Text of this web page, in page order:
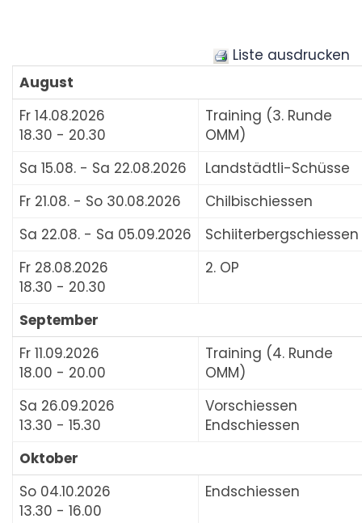
Liste ausdrucken
August
Fr 14.08.2026
18.30 - 20.30
Training (3. Runde
OMM)
Sa 15.08. - Sa 22.08.2026
Landstädtli-Schüsse
Fr 21.08. - So 30.08.2026
Chilbischiessen
Sa 22.08. - Sa 05.09.2026
Schiiterbergschiessen
Fr 28.08.2026
18.30 - 20.30
2. OP
September
Fr 11.09.2026
18.00 - 20.00
Training (4. Runde
OMM)
Sa 26.09.2026
13.30 - 15.30
Vorschiessen
Endschiessen
Oktober
So 04.10.2026
13.30 - 16.00
Endschiessen